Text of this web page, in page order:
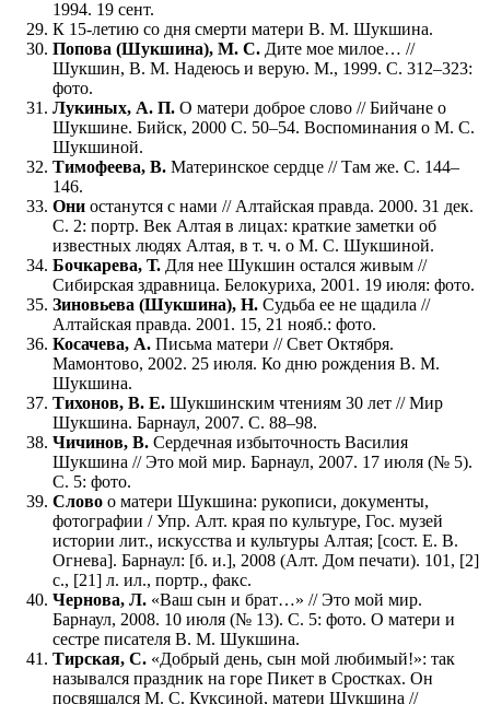
1994. 19 сент.
К 15-летию со дня смерти матери В. М. Шукшина.
Попова (Шукшина), М. С. Дите мое милое… //
Шукшин, В. М. Надеюсь и верую. М., 1999. С. 312–323:
фото.
Лукиных, А. П. О матери доброе слово // Бийчане о
Шукшине. Бийск, 2000 С. 50–54. Воспоминания о М. С.
Шукшиной.
Тимофеева, В. Материнское сердце // Там же. С. 144–
146.
Они останутся с нами // Алтайская правда. 2000. 31 дек.
С. 2: портр. Век Алтая в лицах: краткие заметки об
известных людях Алтая, в т. ч. о М. С. Шукшиной.
Бочкарева, Т. Для нее Шукшин остался живым //
Сибирская здравница. Белокуриха, 2001. 19 июля: фото.
Зиновьева (Шукшина), Н. Судьба ее не щадила //
Алтайская правда. 2001. 15, 21 нояб.: фото.
Косачева, А. Письма матери // Свет Октября.
Мамонтово, 2002. 25 июля. Ко дню рождения В. М.
Шукшина.
Тихонов, В. Е. Шукшинским чтениям 30 лет // Мир
Шукшина. Барнаул, 2007. С. 88–98.
Чичинов, В. Сердечная избыточность Василия
Шукшина // Это мой мир. Барнаул, 2007. 17 июля (№ 5).
С. 5: фото.
Слово о матери Шукшина: рукописи, документы,
фотографии / Упр. Алт. края по культуре, Гос. музей
истории лит., искусства и культуры Алтая; [сост. Е. В.
Огнева]. Барнаул: [б. и.], 2008 (Алт. Дом печати). 101, [2]
с., [21] л. ил., портр., факс.
Чернова, Л. «Ваш сын и брат…» // Это мой мир.
Барнаул, 2008. 10 июля (№ 13). C. 5: фото. О матери и
сестре писателя В. М. Шукшина.
Тирская, С. «Добрый день, сын мой любимый!»: так
назывался праздник на горе Пикет в Сростках. Он
посвящался М. С. Куксиной, матери Шукшина //